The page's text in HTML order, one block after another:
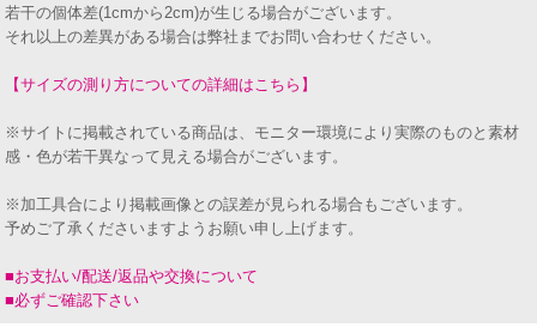
若干の個体差(1cmから2cm)が生じる場合がございます。
それ以上の差異がある場合は弊社までお問い合わせください。
【サイズの測り方についての詳細はこちら】
※サイトに掲載されている商品は、モニター環境により実際のものと素材
感・色が若干異なって見える場合がございます。
※加工具合により掲載画像との誤差が見られる場合もございます。
予めご了承くださいますようお願い申し上げます。
■お支払い/配送/返品や交換について
■必ずご確認下さい